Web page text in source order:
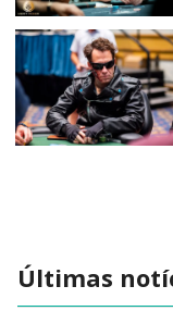
Últimas